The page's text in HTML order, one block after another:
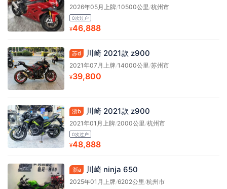
2026年05月上牌/10500公里 /杭州市
0次过户
¥46,888
苏d 川崎 2021款 z900
2021年07月上牌/14000公里 /苏州市
¥39,800
浙b 川崎 2021款 z900
2021年01月上牌/2000公里 /杭州市
0次过户
¥48,888
浙a 川崎 ninja 650
2025年01月上牌/6202公里 /杭州市